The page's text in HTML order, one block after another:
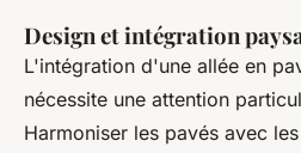
Design et intégration
L'intégration d'une allée en
nécessite une attention
Harmoniser les pavés avec